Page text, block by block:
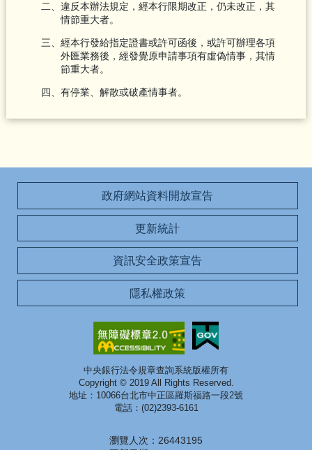
二、違反本辦法規定，經本行限期改正，仍未改正，其
情節重大者。
三、經本行發給指定證書或許可函後，或許可辦理各項
外匯業務後，經發覺原申請事項有虛偽情事，其情
節重大者。
四、有停業、解散或破產情事者。
政府網站資料開放宣告
更新統計
資訊安全政策宣告
隱私權政策
中央銀行法令規章查詢系統版權所有
Copyright © 2019 All Rights Reserved.
地址：10066台北市中正區羅斯福路一段2號
電話：(02)2393-6161
瀏覽人次：26443195